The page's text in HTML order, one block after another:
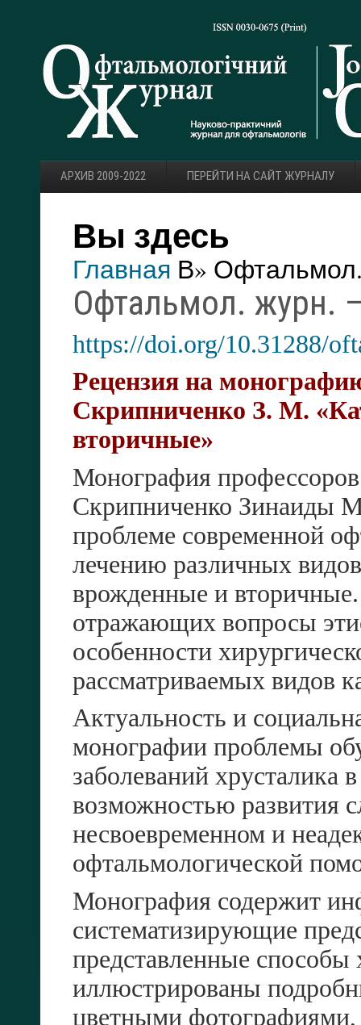
АРХИВ 2009-2022 ПЕРЕЙТИ НА САЙТ ЖУРНАЛУ
Вы здесь
Главная В»
Офтальмол. журн.
https://doi.org/10.31288/
Рецензия на
Скрипниченко З. М.
вторичные»
Монография
Скрипниченко Зинаиды
проблеме современной
лечению различных
врожденные и
отражающих вопросы
особенности
рассматриваемых видов
Актуальность и
монографии проблемы
заболеваний хрусталика
возможностью развития
несвоевременном и
офтальмологической
Монография содержит
систематизирующие
представленные способы
иллюстрированы
цветными